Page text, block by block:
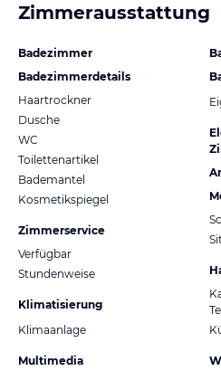
Zimmerausstattung
Badezimmer
Badezimmerdetails
Haartrockner
Dusche
WC
Toilettenartikel
Bademantel
Kosmetikspiegel
Zimmerservice
Verfügbar
Stundenweise
Klimatisierung
Klimaanlage
Multimedia